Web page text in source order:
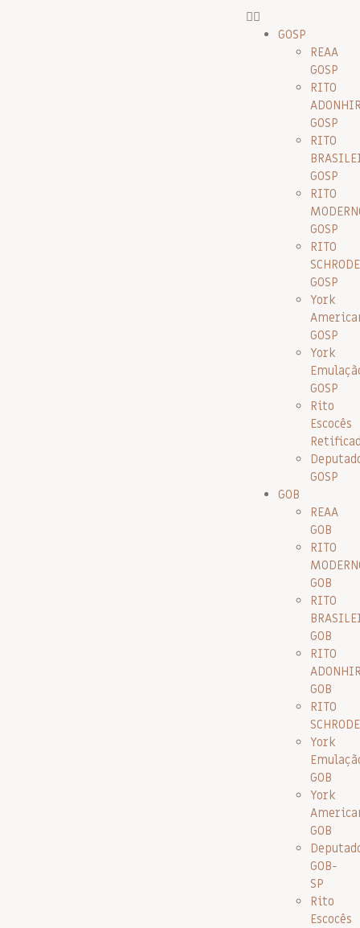
GOSP
REAA
GOSP
RITO
GOSP
RITO
GOSP
RITO
GOSP
RITO
GOSP
York
GOSP
York
GOSP
Rito
Escocês
GOSP
GOB
REAA
GOB
RITO
GOB
RITO
GOB
RITO
GOB
RITO
York
GOB
York
GOB
GOB-
SP
Rito
Escocês